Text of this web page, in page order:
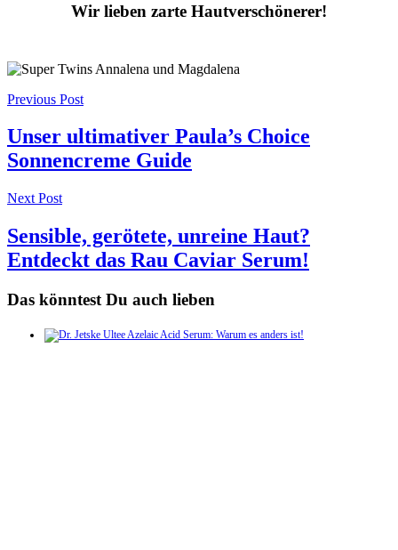
Wir lieben zarte Hautverschönerer!
Post
navigation
Previous Post
Unser ultimativer Paula’s Choice
Sonnencreme Guide
Next Post
Sensible, gerötete, unreine Haut?
Entdeckt das Rau Caviar Serum!
Das könntest Du auch lieben